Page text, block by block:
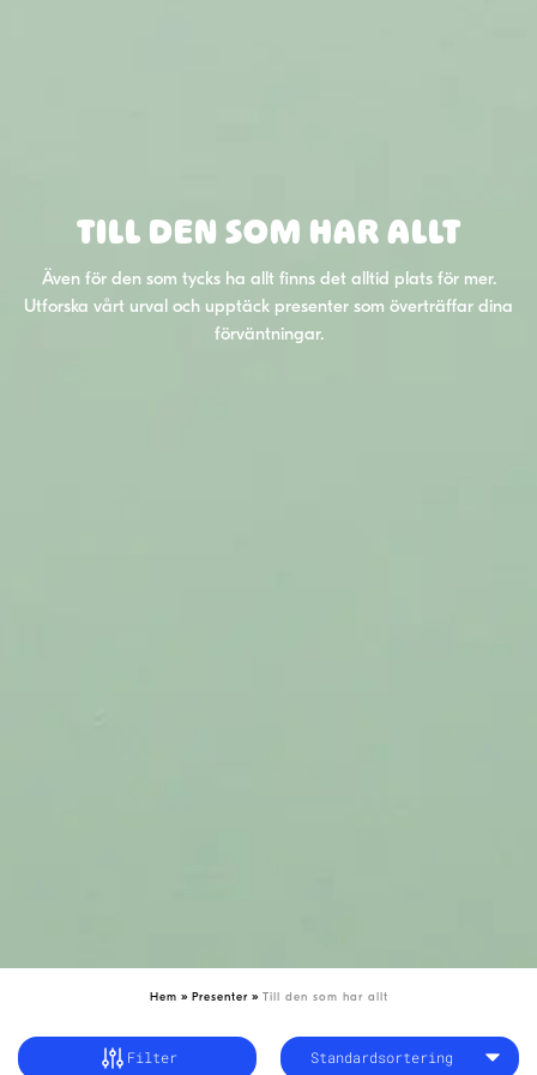
TILL DEN SOM HAR ALLT
Även för den som tycks ha allt finns det alltid plats för mer.
Utforska vårt urval och upptäck presenter som överträffar dina
förväntningar.
Hem » Presenter» Till den som har allt
Filter